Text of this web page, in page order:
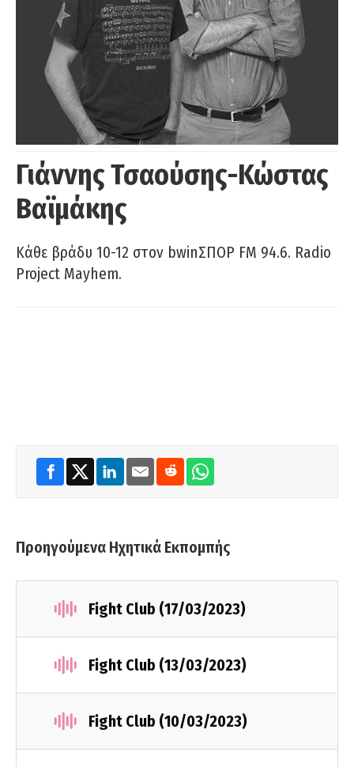
Γιάννης Τσαούσης-Κώστας
Βαϊμάκης
Κάθε βράδυ 10-12 στον bwinΣΠΟΡ FM 94.6. Radio
Project Mayhem.
Προηγούμενα Ηχητικά Εκπομπής
Fight Club (17/03/2023)
Fight Club (13/03/2023)
Fight Club (10/03/2023)